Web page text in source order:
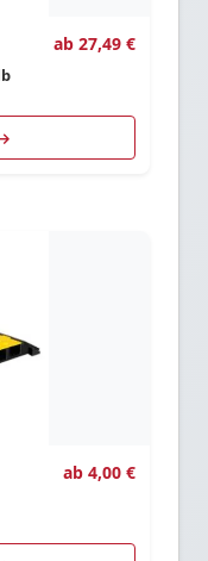
ab 27,49 €
ab 4,00 €